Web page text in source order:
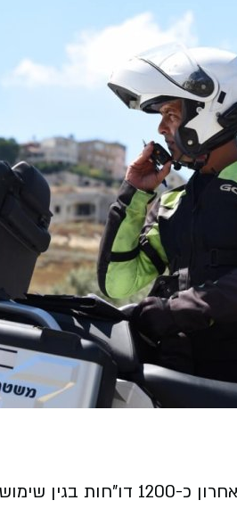
שוטרי אגף התנועה רשמו במהלך השבוע